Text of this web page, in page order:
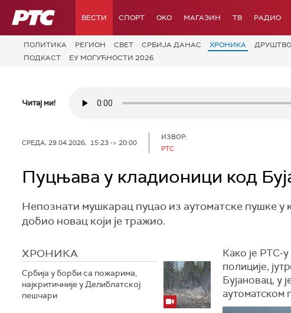
РТС ВЕСТИ СПОРТ OKO МАГАЗИН ТВ РАДИО
ПОЛИТИКА РЕГИОН СВЕТ СРБИЈА ДАНАС ХРОНИКА ДРУШТВО
ПОДКАСТ
ЕУ МОГУЋНОСТИ 2026
Читај ми!
СРЕДА, 29.04.2026, 15:23 -> 20:00
ИЗВОР:
РТС
Пуцњава у кладионици код
Непознати мушкарац пуцао из аутоматске пушке
добио новац који је тражио.
ХРОНИКА
Србија у борби са пожарима,
најкритичније у Делиблатској
пешчари
Како је РТС-
полиције,
Бујановац, у
аутоматском